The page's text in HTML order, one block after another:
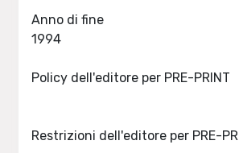
Anno di fine
Policy dell'editore per PRE-PRINT
Restrizioni dell'editore per PRE-